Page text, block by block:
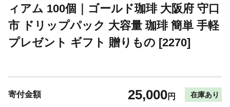
ィアム 100個｜ゴールド珈琲 大阪府 守口
市 ドリップパック 大容量 珈琲 簡単 手軽
プレゼント ギフト 贈りもの [2270]
寄付金額 25,000円 在庫あり